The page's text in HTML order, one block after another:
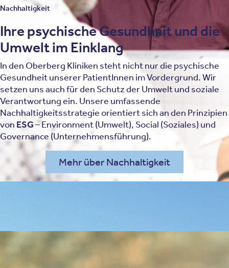
Nachhaltigkeit
Ihre psychische Gesundheit und die
Umwelt im Einklang
In den Oberberg Kliniken steht nicht nur die psychische
Gesundheit unserer PatientInnen im Vordergrund. Wir
setzen uns auch für den Schutz der Umwelt und soziale
Verantwortung ein. Unsere umfassende
Nachhaltigkeitsstrategie orientiert sich an den Prinzipien
von ESG– Environment (Umwelt), Social (Soziales) und
Governance (Unternehmensführung).
Mehr über Nachhaltigkeit
Qualitätsnachweis